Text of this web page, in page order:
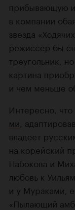
прибывающую
в компании
звезда
режиссер бы
треугольник,
картина
и чем меньше
Интересно,
ми ,
владеет
на корейский
Набокова и
любовь к
и у Мураками,
«Пылающий